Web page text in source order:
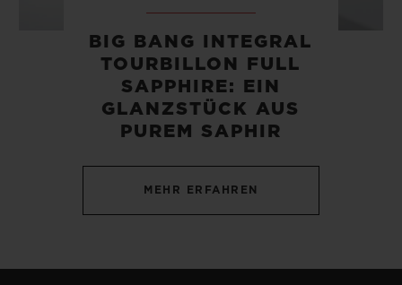
BIG BANG INTEGRAL
TOURBILLON FULL
SAPPHIRE: EIN
GLANZSTÜCK AUS
PUREM SAPHIR
MEHR ERFAHREN
EINE BOUTIQUE FINDEN